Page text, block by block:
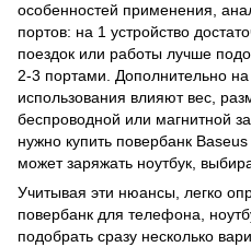
особенностей применения,
портов: на 1 устройство
поездок или работы лучше
2-3 портами. Дополнительно на
использования влияют вес,
беспроводной или магнитной
нужно купить повербанк
может заряжать ноутбук,
Учитывая эти нюансы, легко
повербанк для телефона,
подобрать сразу несколько